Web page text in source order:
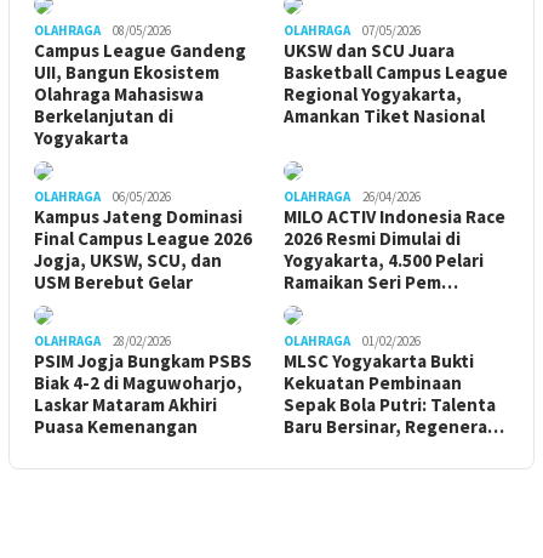
OLAHRAGA 08/05/2026
Campus League Gandeng
UII, Bangun Ekosistem
Olahraga Mahasiswa
Berkelanjutan di
Yogyakarta
OLAHRAGA 07/05/2026
UKSW dan SCU Juara
Basketball Campus League
Regional Yogyakarta,
Amankan Tiket Nasional
OLAHRAGA 06/05/2026
Kampus Jateng Dominasi
Final Campus League 2026
Jogja, UKSW, SCU, dan
USM Berebut Gelar
OLAHRAGA 26/04/2026
MILO ACTIV Indonesia Race
2026 Resmi Dimulai di
Yogyakarta, 4.500 Pelari
Ramaikan Seri Pem…
OLAHRAGA 28/02/2026
PSIM Jogja Bungkam PSBS
Biak 4-2 di Maguwoharjo,
Laskar Mataram Akhiri
Puasa Kemenangan
OLAHRAGA 01/02/2026
MLSC Yogyakarta Bukti
Kekuatan Pembinaan
Sepak Bola Putri: Talenta
Baru Bersinar, Regenera…